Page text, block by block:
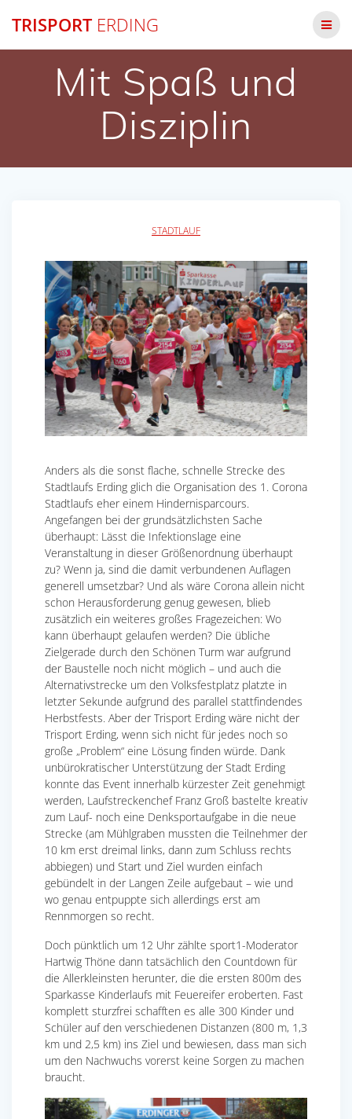
TRISPORTERDING
Mit Spaß und
Disziplin
STADTLAUF
Anders als die sonst flache, schnelle Strecke des
Stadtlaufs Erding glich die Organisation des 1. Corona
Stadtlaufs eher einem Hindernisparcours.
Angefangen bei der grundsätzlichsten Sache
überhaupt: Lässt die Infektionslage eine
Veranstaltung in dieser Größenordnung überhaupt
zu? Wenn ja, sind die damit verbundenen Auflagen
generell umsetzbar? Und als wäre Corona allein nicht
schon Herausforderung genug gewesen, blieb
zusätzlich ein weiteres großes Fragezeichen: Wo
kann überhaupt gelaufen werden? Die übliche
Zielgerade durch den Schönen Turm war aufgrund
der Baustelle noch nicht möglich – und auch die
Alternativstrecke um den Volksfestplatz platzte in
letzter Sekunde aufgrund des parallel stattfindendes
Herbstfests. Aber der Trisport Erding wäre nicht der
Trisport Erding, wenn sich nicht für jedes noch so
große „Problem“ eine Lösung finden würde. Dank
unbürokratischer Unterstützung der Stadt Erding
konnte das Event innerhalb kürzester Zeit genehmigt
werden, Laufstreckenchef Franz Groß bastelte kreativ
zum Lauf- noch eine Denksportaufgabe in die neue
Strecke (am Mühlgraben mussten die Teilnehmer der
10 km erst dreimal links, dann zum Schluss rechts
abbiegen) und Start und Ziel wurden einfach
gebündelt in der Langen Zeile aufgebaut – wie und
wo genau entpuppte sich allerdings erst am
Rennmorgen so recht.
Doch pünktlich um 12 Uhr zählte sport1-Moderator
Hartwig Thöne dann tatsächlich den Countdown für
die Allerkleinsten herunter, die die ersten 800m des
Sparkasse Kinderlaufs mit Feuereifer eroberten. Fast
komplett sturzfrei schafften es alle 300 Kinder und
Schüler auf den verschiedenen Distanzen (800 m, 1,3
km und 2,5 km) ins Ziel und bewiesen, dass man sich
um den Nachwuchs vorerst keine Sorgen zu machen
braucht.